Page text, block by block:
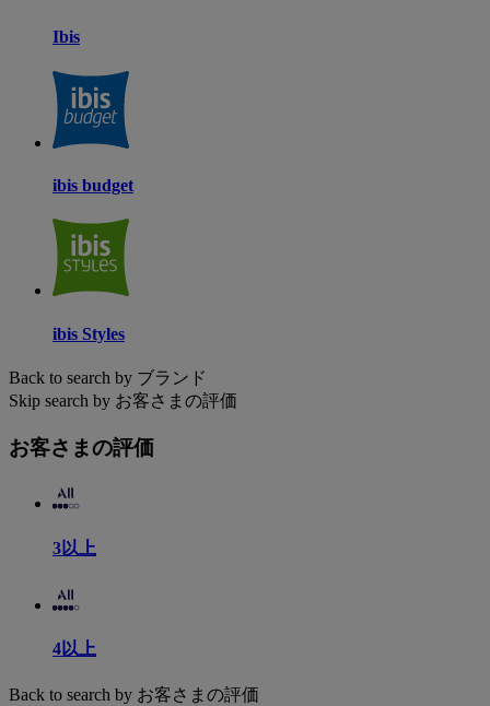
Ibis
ibis budget
ibis Styles
Back to search by ブランド
Skip search by お客さまの評価
お客さまの評価
3以上
4以上
Back to search by お客さまの評価